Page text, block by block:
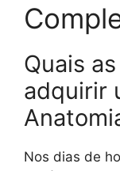
Quais
adquirir
Nos dias de